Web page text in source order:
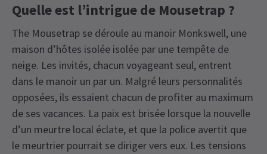
Quelle est l’intrigue de Mousetrap ?
The Mousetrap se déroule au manoir Monkswell, une
maison d’hôtes isolée isolée par une tempête de
neige. Les invités, chacun voyageant seul, entrent
dans le manoir un par un. Malgré leurs personnalités
opposées, ils essaient chacun de profiter au maximum
de ses vacances. La paix est brisée lorsque la nouvelle
d’un meurtre local éclate, et que la police avertit que
le meurtrier pourrait se diriger vers eux. Les tensions